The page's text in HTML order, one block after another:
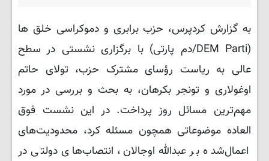
به گزارش کردپرس، حزب برابری و دموکراسی خلق ها
(DEM Parti/دم پارتی) با برگزاری نشستی در سطح
عالی به ریاست رؤسای مشترک حزب، تولای حاتم
اوغولاری و تونجر بکرهان، به بحث و بررسی در مورد
مهم‌ترین مسائل روز پرداخت. در این نشست فوق
العاده موضوعاتی همچون مسئله کرد، محدودیت‌های
اعمال‌شده بر عبدالله اوجالان، انتصاب‌های دولتی در